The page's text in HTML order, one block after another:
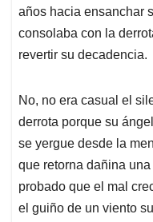
años hacia ensanchar
consolaba con la
revertir su decadencia.
No, no era casual el
derrota porque su
se yergue desde la
que retorna dañina
probado que el mal
el guiño de un viento